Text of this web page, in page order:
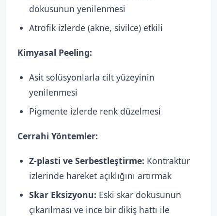
dokusunun yenilenmesi
Atrofik izlerde (akne, sivilce) etkili
Kimyasal Peeling:
Asit solüsyonlarla cilt yüzeyinin
yenilenmesi
Pigmente izlerde renk düzelmesi
Cerrahi Yöntemler:
Z-plasti ve Serbestleştirme: Kontraktür
izlerinde hareket açıklığını artırmak
Skar Eksizyonu: Eski skar dokusunun
çıkarılması ve ince bir dikiş hattı ile